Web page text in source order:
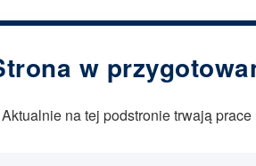
w
Aktualnie na tej podstronie trwają